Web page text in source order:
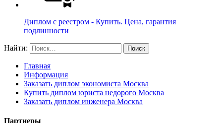
Диплом с реестром - Купить. Цена, гарантия
подлинности
Найти:
Главная
Информация
Заказать диплом экономиста Москва
Купить диплом юриста недорого Москва
Заказать диплом инженера Москва
Партнеры